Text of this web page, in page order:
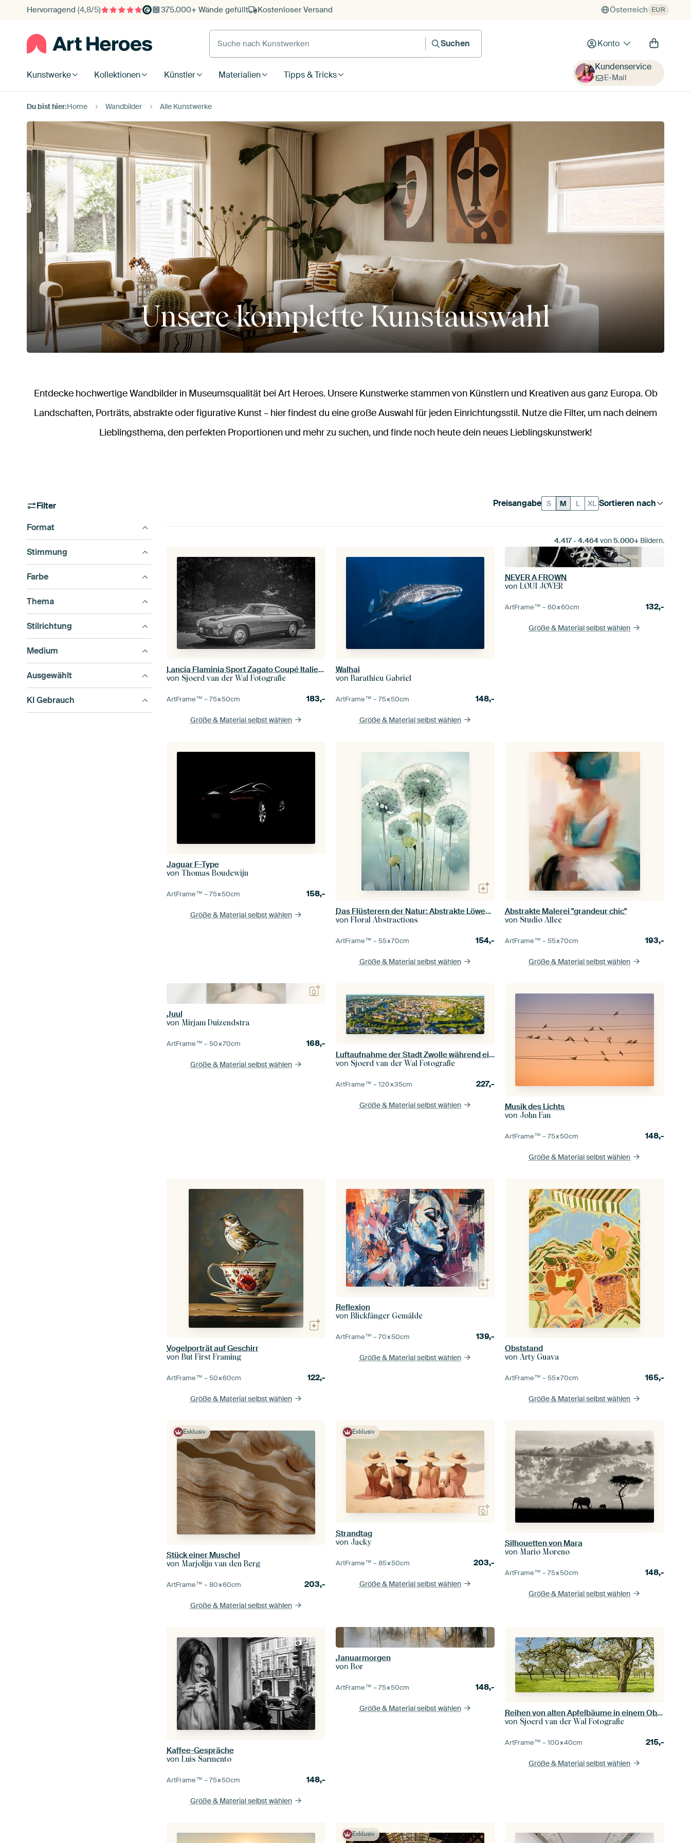
Hervorragend (4,8/5) 375.000+ Wände gefüllt Kostenloser Versand Österreich EUR
Suche nach Kunstwerken
Suchen
Konto
Kunstwerke Kollektionen Künstler Materialien Tipps & Tricks
Kundenservice
E-Mail
Du bist hier:Home Wandbilder Alle Kunstwerke
Unsere komplette Kunstauswahl
Entdecke hochwertige Wandbilder in Museumsqualität bei Art Heroes. Unsere Kunstwerke stammen von Künstlern und Kreativen aus ganz Europa. Ob
Landschaften, Porträts, abstrakte oder figurative Kunst – hier findest du eine große Auswahl für jeden Einrichtungsstil. Nutze die Filter, um nach deinem
Lieblingsthema, den perfekten Proportionen und mehr zu suchen, und finde noch heute dein neues Lieblingskunstwerk!
Filter
Format
Stimmung
Farbe
Thema
Stilrichtung
Medium
Ausgewählt
KI Gebrauch
Sortieren nach
Preisangabe S M L XL
4.417- 4.464von5.000+Bildern.
Lancia Flaminia Sport Zagato Coupé Italienischer Oldtimer
von Sjoerd van der Wal Fotografie
ArtFrame™ –75×50cm 183,-
Größe & Material selbst wählen
Walhai
vonBarathieu Gabriel
ArtFrame™ –75×50cm 148,-
Größe & Material selbst wählen
NEVER A FROWN
vonLOUI JOVER
ArtFrame™ –60×60cm 132,-
Größe & Material selbst wählen
Jaguar F-Type
vonThomas Boudewijn
ArtFrame™ –75×50cm 158,-
Größe & Material selbst wählen
Das Flüsterern der Natur: Abstrakte Löwenzahn-Melodie
vonFloral Abstractions
ArtFrame™ –55×70cm 154,-
Größe & Material selbst wählen
Abstrakte Malerei "grandeur chic"
von Studio Allee
ArtFrame™ –55×70cm 193,-
Größe & Material selbst wählen
Juul
vonMirjam Duizendstra
ArtFrame™ –50×70cm 168,-
Größe & Material selbst wählen
Luftaufnahme der Stadt Zwolle während eines Sonnenuntergangs im Sommer
von Sjoerd van der Wal Fotografie
ArtFrame™ –120×35cm 227,-
Größe & Material selbst wählen
Musik des Lichts
von John Fan
ArtFrame™ –75×50cm 148,-
Größe & Material selbst wählen
Vogelporträt auf Geschirr
vonBut First Framing
ArtFrame™ –50×60cm 122,-
Größe & Material selbst wählen
Reflexion
vonBlickfänger Gemälde
ArtFrame™ –70×50cm 139,-
Größe & Material selbst wählen
Obststand
vonArty Guava
ArtFrame™ –55×70cm 165,-
Größe & Material selbst wählen
Exklusiv
Stück einer Muschel
vonMarjolijn van den Berg
ArtFrame™ –80×60cm 203,-
Größe & Material selbst wählen
Exklusiv
Strandtag
von Jacky
ArtFrame™ –85×50cm 203,-
Größe & Material selbst wählen
Silhouetten von Mara
vonMario Moreno
ArtFrame™ –75×50cm 148,-
Größe & Material selbst wählen
Kaffee-Gespräche
vonLuis Sarmento
ArtFrame™ –75×50cm 148,-
Größe & Material selbst wählen
Januarmorgen
vonBor
ArtFrame™ –75×50cm 148,-
Größe & Material selbst wählen
Reihen von alten Apfelbäume in einem Obstgarten
von Sjoerd van der Wal Fotografie
ArtFrame™ –100×40cm 215,-
Größe & Material selbst wählen
Exklusiv